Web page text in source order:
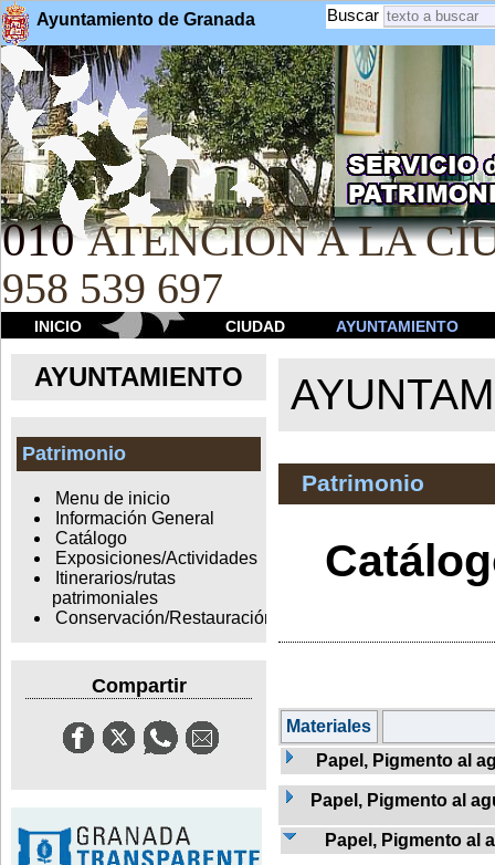
Ayuntamiento de Granada Buscar
010 ATENCION A LA
958 539 697
INICIO CIUDAD AYUNTAMIENTO
AYUNTAMIENTO
Patrimonio
Menu de inicio
Información General
Catálogo
Exposiciones/Actividades
Itinerarios/rutas
patrimoniales
Conservación/Restauración
Compartir
Patrimonio
Materiales
Papel, Pigmento al
Papel, Pigmento al
Papel, Pigmento al